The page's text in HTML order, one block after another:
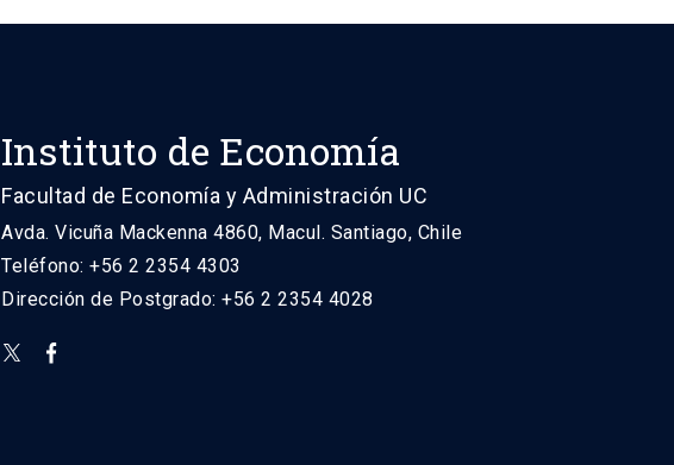
Instituto de Economía
Facultad de Economía y Administración UC
Avda. Vicuña Mackenna 4860, Macul. Santiago, Chile
Teléfono: +56 2 2354 4303
Dirección de Postgrado: +56 2 2354 4028